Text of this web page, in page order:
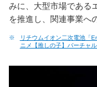
みに、大型市場である
を推進し、関連事業へ
※
リチウムイオン二次電池「
ニメ【推しの子】バーチャ